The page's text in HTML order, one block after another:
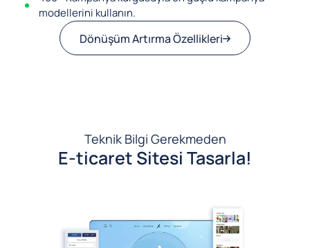
modellerini kullanın.
Dönüşüm Artırma Özellikleri
Teknik Bilgi Gerekmeden
E-ticaret Sitesi Tasarla!